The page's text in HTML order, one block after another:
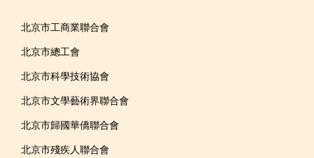
北京市工商業聯合會
北京市總工會
北京市科學技術協會
北京市文學藝術界聯合會
北京市歸國華僑聯合會
北京市殘疾人聯合會